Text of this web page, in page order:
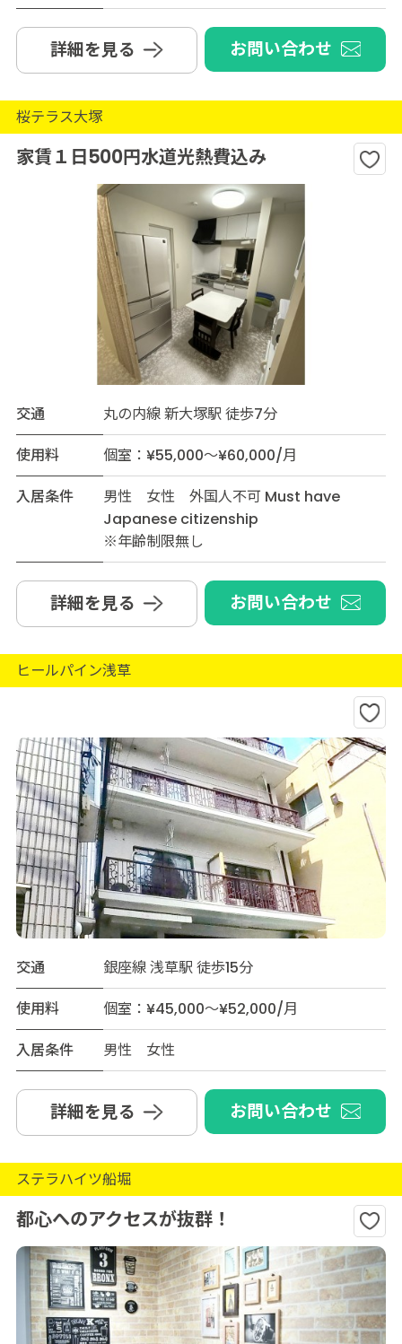
詳細を見る お問い合わせ
桜テラス大塚
家賃１日500円水道光熱費込み
交通
丸の内線 新大塚駅 徒歩7分
使用料
個室：¥55,000～¥60,000/月
入居条件
男性 女性 外国人不可 Must have
Japanese citizenship
※年齢制限無し
詳細を見る お問い合わせ
ヒールパイン浅草
交通
銀座線 浅草駅 徒歩15分
使用料
個室：¥45,000～¥52,000/月
入居条件
男性 女性
詳細を見る お問い合わせ
ステラハイツ船堀
都心へのアクセスが抜群！